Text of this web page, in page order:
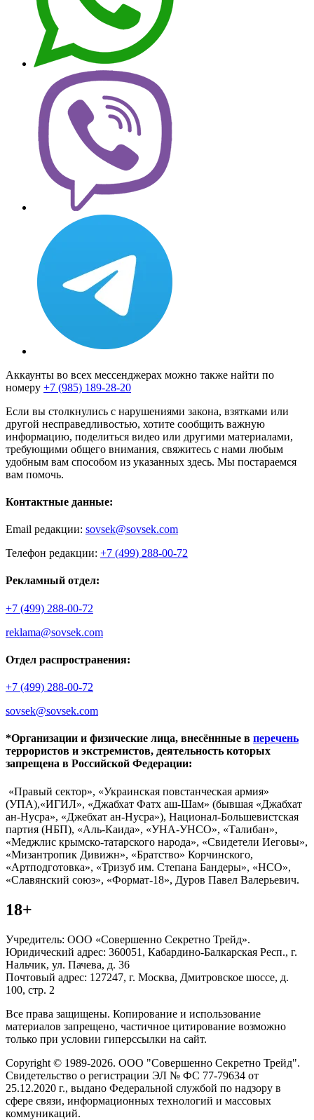
Аккаунты во всех мессенджерах можно также найти по
номеру +7 (985) 189-28-20
Если вы столкнулись с нарушениями закона, взятками или
другой несправедливостью, хотите сообщить важную
информацию, поделиться видео или другими материалами,
требующими общего внимания, свяжитесь с нами любым
удобным вам способом из указанных здесь. Мы постараемся
вам помочь.
Контактные данные:
Email редакции: sovsek@sovsek.com
Телефон редакции: +7 (499) 288-00-72
Рекламный отдел:
+7 (499) 288-00-72
reklama@sovsek.com
Отдел распространения:
+7 (499) 288-00-72
sovsek@sovsek.com
*Организации и физические лица, внесённные в перечень
террористов и экстремистов, деятельность которых
запрещена в Российской Федерации:
«Правый сектор», «Украинская повстанческая армия»
(УПА),«ИГИЛ», «Джабхат Фатх аш-Шам» (бывшая «Джабхат
ан-Нусра», «Джебхат ан-Нусра»), Национал-Большевистская
партия (НБП), «Аль-Каида», «УНА-УНСО», «Талибан»,
«Меджлис крымско-татарского народа», «Свидетели Иеговы»,
«Мизантропик Дивижн», «Братство» Корчинского,
«Артподготовка», «Тризуб им. Степана Бандеры», «НСО»,
«Славянский союз», «Формат-18», Дуров Павел Валерьевич.
18+
Учредитель: ООО «Совершенно Секретно Трейд».
Юридический адрес: 360051, Кабардино-Балкарская Респ., г.
Нальчик, ул. Пачева, д. 36
Почтовый адрес: 127247, г. Москва, Дмитровское шоссе, д.
100, стр. 2
Все права защищены. Копирование и использование
материалов запрещено, частичное цитирование возможно
только при условии гиперссылки на сайт.
Copyright © 1989-2026. ООО "Совершенно Секретно Трейд".
Свидетельство о регистрации ЭЛ № ФС 77-79634 от
25.12.2020 г., выдано Федеральной службой по надзору в
сфере связи, информационных технологий и массовых
коммуникаций.